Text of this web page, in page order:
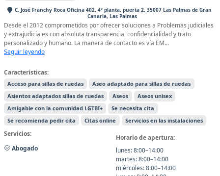
C. José Franchy Roca Oficina 402, 4º planta, puerta 2, 35007 Las Palmas de Gran
Canaria, Las Palmas
Desde el 2012 comprometidos por ofrecer soluciones a Problemas judiciales
y extrajudiciales con absoluta transparencia, confidencialidad y trato
personalizado y humano. La manera de contacto es vía EM...
Seguir leyendo
Características:
Acceso para sillas de ruedas
Aseo adaptado para sillas de ruedas
Asientos adaptados sillas de ruedas
Aseos
Aseos unisex
Amigable con la comunidad LGTBI+
Se necesita cita
Se recomienda pedir cita
Citas online Servicios en las instalaciones
Servicios:
Abogado
Horario de apertura:
lunes: 8:00–14:00
martes: 8:00–14:00
miércoles: 8:00–14:00